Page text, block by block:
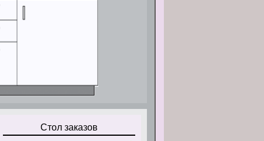
Стол заказов